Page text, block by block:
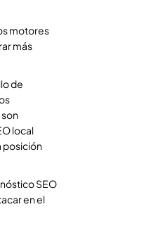
motores
más
de
local
posición
SEO
en el